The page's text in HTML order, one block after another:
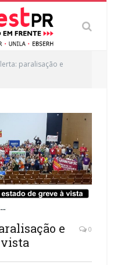
paralisação e
e
vista
0